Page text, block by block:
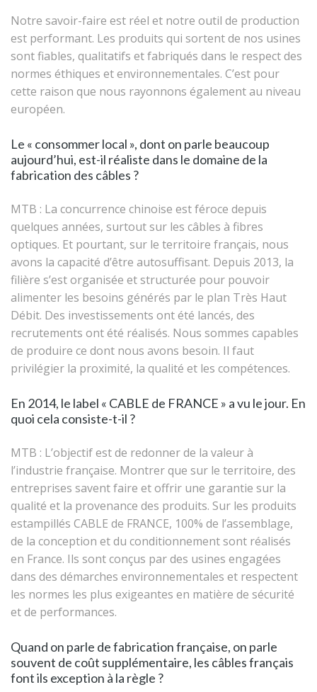
Notre savoir-faire est réel et notre outil de production
est performant. Les produits qui sortent de nos usines
sont fiables, qualitatifs et fabriqués dans le respect des
normes éthiques et environnementales. C’est pour
cette raison que nous rayonnons également au niveau
européen.
Le « consommer local », dont on parle beaucoup
aujourd’hui, est-il réaliste dans le domaine de la
fabrication des câbles ?
MTB : La concurrence chinoise est féroce depuis
quelques années, surtout sur les câbles à fibres
optiques. Et pourtant, sur le territoire français, nous
avons la capacité d’être autosuffisant. Depuis 2013, la
filière s’est organisée et structurée pour pouvoir
alimenter les besoins générés par le plan Très Haut
Débit. Des investissements ont été lancés, des
recrutements ont été réalisés. Nous sommes capables
de produire ce dont nous avons besoin. Il faut
privilégier la proximité, la qualité et les compétences.
En 2014, le label « CABLE de FRANCE » a vu le jour. En
quoi cela consiste-t-il ?
MTB : L’objectif est de redonner de la valeur à
l’industrie française. Montrer que sur le territoire, des
entreprises savent faire et offrir une garantie sur la
qualité et la provenance des produits. Sur les produits
estampillés CABLE de FRANCE, 100% de l’assemblage,
de la conception et du conditionnement sont réalisés
en France. Ils sont conçus par des usines engagées
dans des démarches environnementales et respectent
les normes les plus exigeantes en matière de sécurité
et de performances.
Quand on parle de fabrication française, on parle
souvent de coût supplémentaire, les câbles français
font ils exception à la règle ?